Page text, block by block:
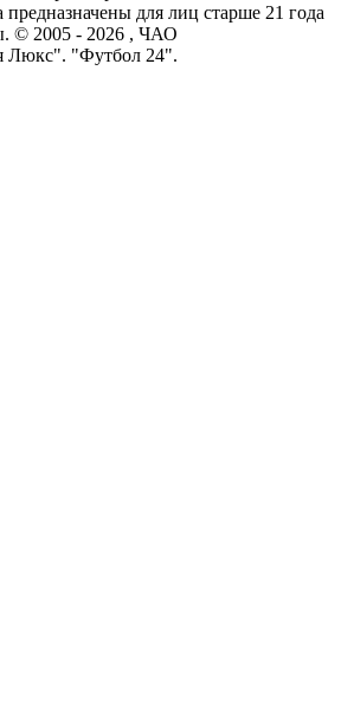
для лиц старше 21 года
© 2005 - 2026 , ЧАО
Люкс". "Футбол 24".